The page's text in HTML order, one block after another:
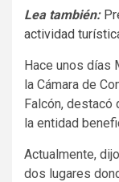
Lea también:
actividad
Hace unos días
la Cámara de
Falcón, destacó
la entidad
Actualmente,
dos lugares